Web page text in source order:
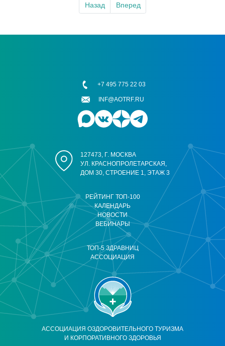
Назад Вперед
АССОЦИАЦИЯ ОЗДОРОВИТЕЛЬНОГО ТУРИЗМА
И КОРПОРАТИВНОГО ЗДОРОВЬЯ
РЕЙТИНГ ТОП-100
КАЛЕНДАРЬ
НОВОСТИ
ВЕБИНАРЫ
ТОП-5 ЗДРАВНИЦ
АССОЦИАЦИЯ
127473, Г. МОСКВА
УЛ. КРАСНОПРОЛЕТАРСКАЯ,
ДОМ 30, СТРОЕНИЕ 1, ЭТАЖ 3
+7 495 775 22 03
INF@AOTRF.RU